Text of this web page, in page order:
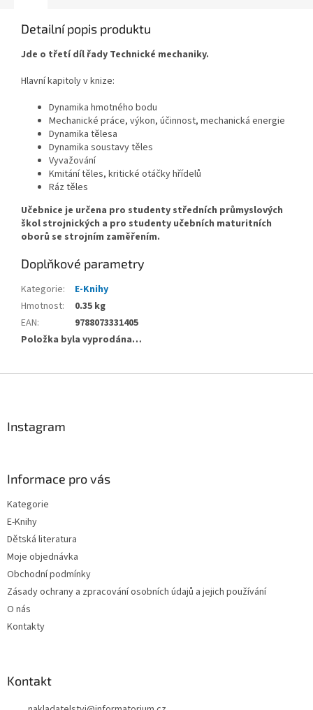
Detailní popis produktu
Jde o třetí díl řady Technické mechaniky.
Hlavní kapitoly v knize:
Dynamika hmotného bodu
Mechanické práce, výkon, účinnost, mechanická energie
Dynamika tělesa
Dynamika soustavy těles
Vyvažování
Kmitání těles, kritické otáčky hřídelů
Ráz těles
Učebnice je určena pro studenty středních průmyslových
škol strojnických a pro studenty učebních maturitních
oborů se strojním zaměřením.
Doplňkové parametry
Kategorie:
E-Knihy
Hmotnost:
0.35 kg
EAN:
9788073331405
Položka byla vyprodána…
Instagram
Informace pro vás
Kategorie
E-Knihy
Dětská literatura
Moje objednávka
Obchodní podmínky
Zásady ochrany a zpracování osobních údajů a jejich používání
O nás
Kontakty
Kontakt